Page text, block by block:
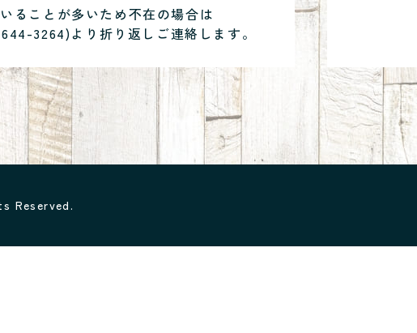
ることが多いため不在の場合は
3264)より折り返しご連絡します。
Reserved.